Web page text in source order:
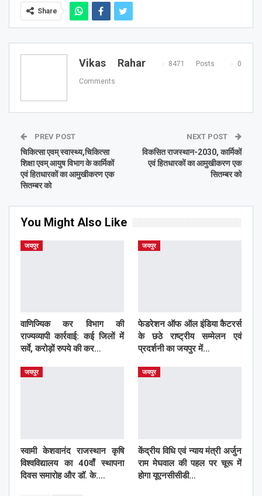
Share
Vikas Rahar 8471 Posts 0
Comments
PREV POST
चिकित्सा एवम् स्वास्थ्य,चिकित्सा
शिक्षा एवम् आयुष विभाग के कार्मिकों
एवं हितधारकों का आमुखीकरण एक
सितम्बर को
NEXT POST
विकसित राजस्थान-2030, कार्मिकों
एवं हितधारकों का आमुखीकरण एक
सितम्बर को
You Might Also Like
जयपुर
वाणिज्यिक कर विभाग की
राज्यव्यापी कार्रवाई: कई जिलों में
सर्वे, करोड़ों रुपये की कर…
जयपुर
फेडरेशन ऑफ ऑल इंडिया कैटरर्स
के छठे राष्ट्रीय सम्मेलन एवं
प्रदर्शनी का जयपुर में…
जयपुर
स्वामी केशवानंद राजस्थान कृषि
विश्वविद्यालय का 40वाँ स्थापना
दिवस समारोह और डॉ. के.…
जयपुर
केंद्रीय विधि एवं न्याय मंत्री अर्जुन
राम मेघवाल की पहल पर चूरू में
होगा यूएनसीसीडी…